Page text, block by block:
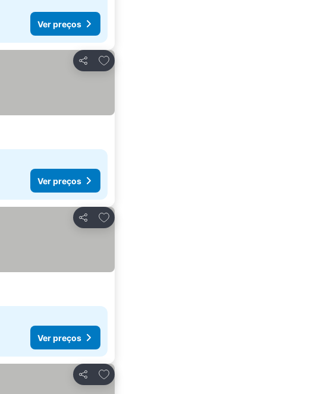
Ver preços
Partilhar
Adicionar aos favoritos
Ver preços
Partilhar
Adicionar aos favoritos
Ver preços
Partilhar
Adicionar aos favoritos